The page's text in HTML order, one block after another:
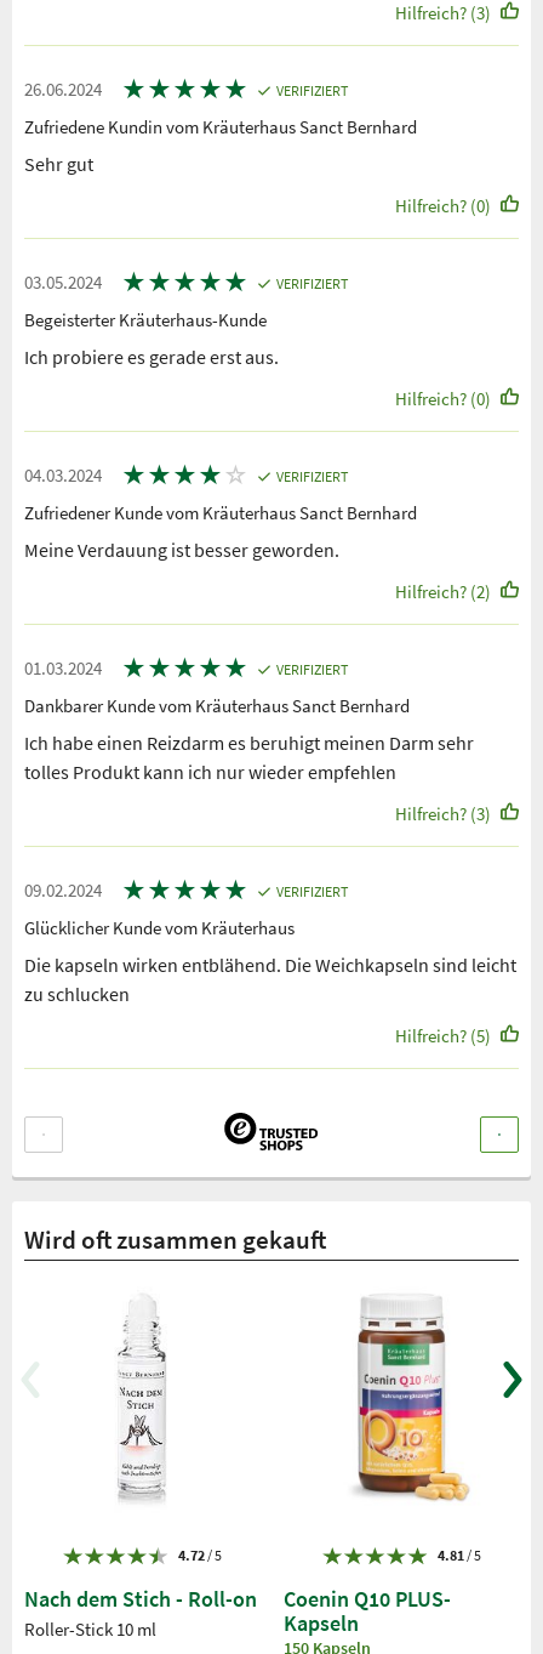
Hilfreich? (3)
26.06.2024 ★★★★★ VERIFIZIERT
Zufriedene Kundin vom Kräuterhaus Sanct Bernhard
Sehr gut
Hilfreich? (0)
03.05.2024 ★★★★★ VERIFIZIERT
Begeisterter Kräuterhaus-Kunde
Ich probiere es gerade erst aus.
Hilfreich? (0)
04.03.2024 ★★★★ ☆ VERIFIZIERT
Zufriedener Kunde vom Kräuterhaus Sanct Bernhard
Meine Verdauung ist besser geworden.
Hilfreich? (2)
01.03.2024 ★★★★★ VERIFIZIERT
Dankbarer Kunde vom Kräuterhaus Sanct Bernhard
Ich habe einen Reizdarm es beruhigt meinen Darm sehr
tolles Produkt kann ich nur wieder empfehlen
Hilfreich? (3)
09.02.2024 ★★★★★ VERIFIZIERT
Glücklicher Kunde vom Kräuterhaus
Die kapseln wirken entblähend. Die Weichkapseln sind leicht
zu schlucken
Hilfreich? (5)
Wird oft zusammen gekauft
4.72/ 5
Nach dem Stich - Roll-on
Roller-Stick 10 ml
4.81 / 5
Coenin Q10 PLUS-
Kapseln
150 Kapseln